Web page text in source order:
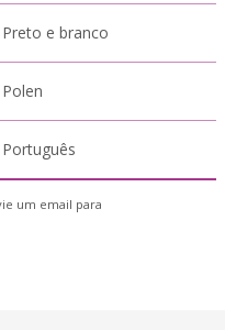
Preto e branco
Polen
Português
um email para